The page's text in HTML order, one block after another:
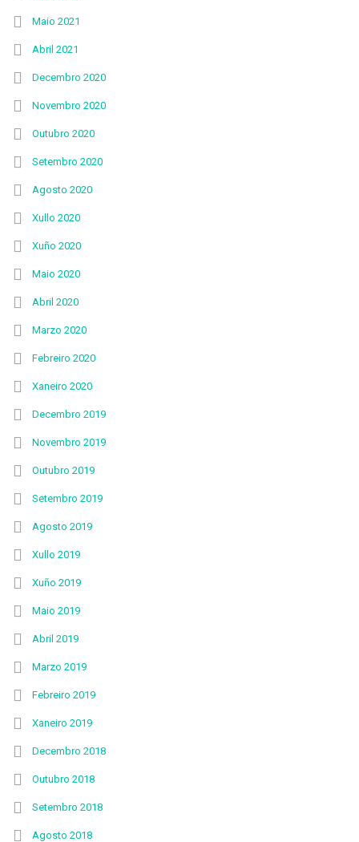
Maio 2021
Abril 2021
Decembro 2020
Novembro 2020
Outubro 2020
Setembro 2020
Agosto 2020
Xullo 2020
Xuño 2020
Maio 2020
Abril 2020
Marzo 2020
Febreiro 2020
Xaneiro 2020
Decembro 2019
Novembro 2019
Outubro 2019
Setembro 2019
Agosto 2019
Xullo 2019
Xuño 2019
Maio 2019
Abril 2019
Marzo 2019
Febreiro 2019
Xaneiro 2019
Decembro 2018
Outubro 2018
Setembro 2018
Agosto 2018